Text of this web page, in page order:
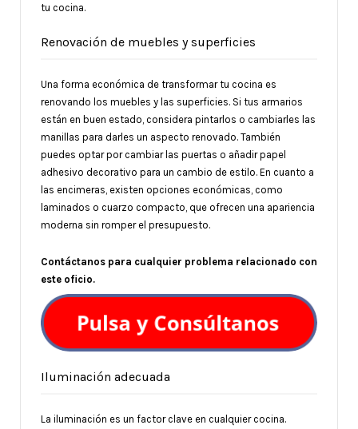
tu cocina.
Renovación de muebles y superficies
Una forma económica de transformar tu cocina es
renovando los muebles y las superficies. Si tus armarios
están en buen estado, considera pintarlos o cambiarles las
manillas para darles un aspecto renovado. También
puedes optar por cambiar las puertas o añadir papel
adhesivo decorativo para un cambio de estilo. En cuanto a
las encimeras, existen opciones económicas, como
laminados o cuarzo compacto, que ofrecen una apariencia
moderna sin romper el presupuesto.
Contáctanos para cualquier problema relacionado con
este oficio.
Iluminación adecuada
La iluminación es un factor clave en cualquier cocina.